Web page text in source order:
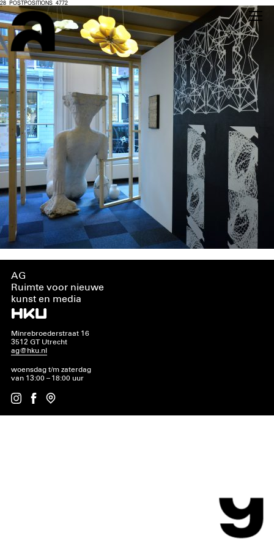
28_POSTPOSITIONS_4772
AG
Ruimte voor nieuwe
kunst en media
Minrebroederstraat 16
3512 GT Utrecht
ag@hku.nl
woensdag t/m zaterdag
van 13:00 – 18:00 uur